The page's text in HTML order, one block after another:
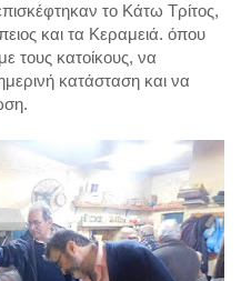
το Κάτω Τρίτος,
και τα Κεραμειά. όπου
τους κατοίκους, να
κατάσταση και να